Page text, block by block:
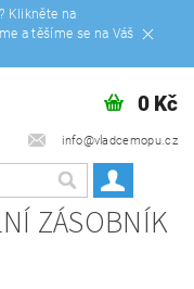
Klikněte na
a těšíme se na Váš
info@vladcemopu.cz
0 Kč
ZÁSOBNÍK